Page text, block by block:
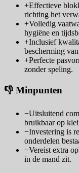
+Effectieve
richting het
+Volledig
hygiëne en
+Inclusief
bescherming
+Perfecte
zonder speling.
👎 Minpunten
−Uitsluitend
bruikbaar op
−Investering is
onderdelen
−Vereist extra
in de mand zit.